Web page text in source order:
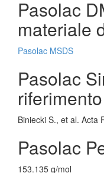
Pasolac
materiale
Pasolac MSDS
Pasolac
riferimento
Biniecki S., et al. Acta
Pasolac
153.135 g/mol